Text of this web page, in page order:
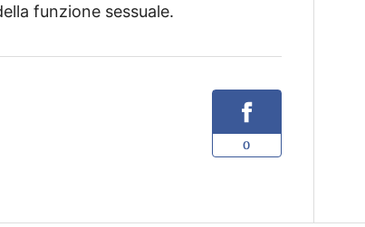
funzione sessuale.
0